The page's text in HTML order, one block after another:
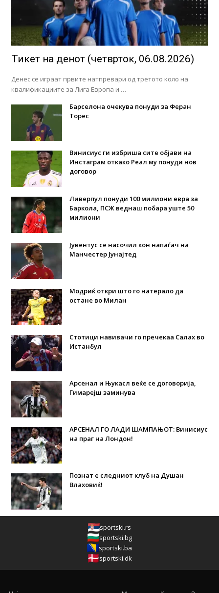
Тикет на денот (четврток, 06.08.2026)
Денес се играат првите натпревари од третото коло на
квалификациите за Лига Европа и …
Барселона очекува понуди за Феран
Торес
Винисиус ги избриша сите објави на
Инстаграм откако Реал му понуди нов
договор
Ливерпул понуди 100 милиони евра за
Баркола, ПСЖ веднаш побара уште 50
милиони
Јувентус се насочил кон напаѓач на
Манчестер Јунајтед
Модриќ откри што го натерало да
остане во Милан
Стотици навивачи го пречекаа Салах во
Истанбул
Арсенал и Њукасл веќе се договорија,
Гимарејш заминува
АРСЕНАЛ ГО ЛАДИ ШАМПАЊОТ: Винисиус
на праг на Лондон!
Познат е следниот клуб на Душан
Влаховиќ!
sportski.rs
sportski.bg
sportski.ba
sportski.dk